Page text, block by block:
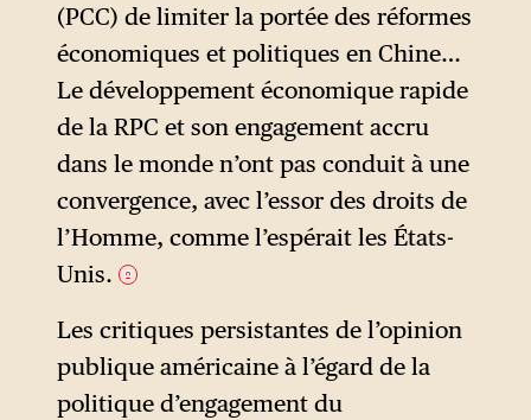
(PCC) de limiter la portée des réformes
économiques et politiques en Chine…
Le développement économique rapide
de la RPC et son engagement accru
dans le monde n’ont pas conduit à une
convergence, avec l’essor des droits de
l’Homme, comme l’espérait les États-
Unis.
2
Les critiques persistantes de l’opinion
publique américaine à l’égard de la
politique d’engagement du